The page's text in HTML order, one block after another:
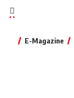
E-Magazine